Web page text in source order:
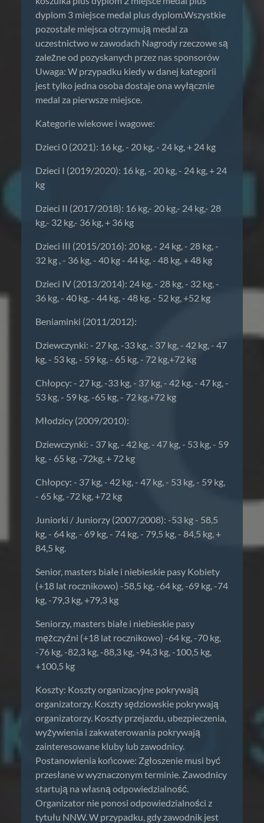
dyplom 3 miejsce medal plus dyplom.Wszystkie
pozostałe miejsca otrzymują medal za
uczestnictwo w zawodach Nagrody rzeczowe są
zależne od pozyskanych przez nas sponsorów
Uwaga: W przypadku kiedy w danej kategorii
jest tylko jedna osoba dostaje ona wyłącznie
medal za pierwsze miejsce.
Kategorie wiekowe i wagowe:
Dzieci 0 (2021): 16 kg, - 20 kg, - 24 kg, + 24 kg
Dzieci I (2019/2020): 16 kg, - 20 kg, - 24 kg, + 24
kg
Dzieci II (2017/2018): 16 kg,- 20 kg,- 24 kg,- 28
kg,- 32 kg,- 36 kg, + 36 kg
Dzieci III (2015/2016): 20 kg, - 24 kg, - 28 kg, -
32 kg , - 36 kg, - 40 kg - 44 kg, - 48 kg, + 48 kg
Dzieci IV (2013/2014): 24 kg, - 28 kg, - 32 kg, -
36 kg, - 40 kg, - 44 kg, - 48 kg, - 52 kg, +52 kg
Beniaminki (2011/2012):
Dziewczynki: - 27 kg, -33 kg, - 37 kg, - 42 kg, - 47
kg, - 53 kg, - 59 kg, - 65 kg, - 72 kg,+72 kg
Chłopcy: - 27 kg, -33 kg, - 37 kg, - 42 kg, - 47 kg, -
53 kg, - 59 kg, -65 kg, - 72 kg,+72 kg
Młodzicy (2009/2010):
Dziewczynki: - 37 kg, - 42 kg, - 47 kg, - 53 kg, - 59
kg, - 65 kg, -72kg, + 72 kg
Chłopcy: - 37 kg, - 42 kg, - 47 kg, - 53 kg, - 59 kg,
- 65 kg, -72 kg, +72 kg
Juniorki / Juniorzy (2007/2008): -53 kg - 58,5
kg, - 64 kg, - 69 kg, - 74 kg, - 79,5 kg, - 84,5 kg, +
84,5 kg.
Senior, masters białe i niebieskie pasy Kobiety
(+18 lat rocznikowo) -58,5 kg, -64 kg, -69 kg, -74
kg, -79,3 kg, +79,3 kg
Seniorzy, masters białe i niebieskie pasy
mężczyźni (+18 lat rocznikowo) -64 kg, -70 kg,
-76 kg, -82,3 kg, -88,3 kg, -94,3 kg, -100,5 kg,
+100,5 kg
Koszty: Koszty organizacyjne pokrywają
organizatorzy. Koszty sędziowskie pokrywają
organizatorzy. Koszty przejazdu, ubezpieczenia,
wyżywienia i zakwaterowania pokrywają
zainteresowane kluby lub zawodnicy.
Postanowienia końcowe: Zgłoszenie musi być
przesłane w wyznaczonym terminie. Zawodnicy
startują na własną odpowiedzialność.
Organizator nie ponosi odpowiedzialności z
tytułu NNW. W przypadku, gdy zawodnik jest